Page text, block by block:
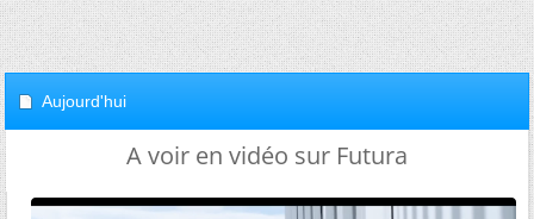
Aujourd'hui
A voir en vidéo sur Futura